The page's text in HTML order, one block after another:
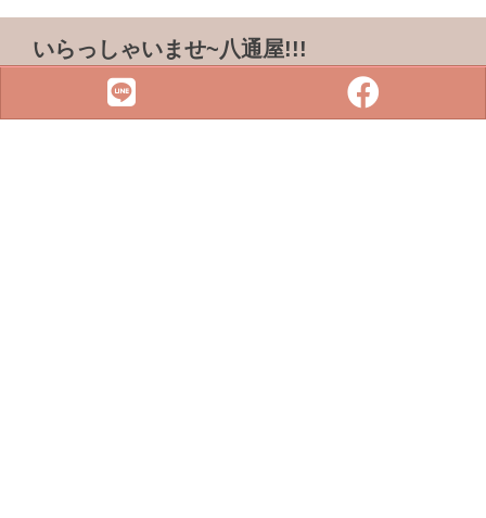
いらっしゃいませ~八通屋!!!
ADDRESS & TEL
電話 :07-3733316